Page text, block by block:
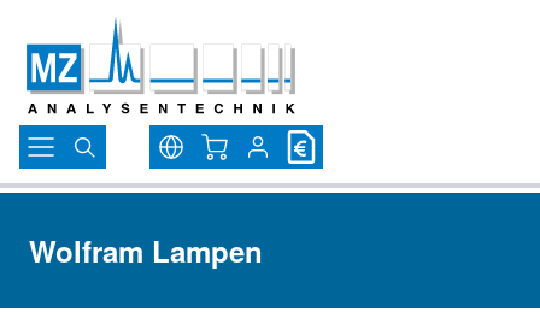
Direkt zum Inhalt
Warenkorb
Wolfram Lampen